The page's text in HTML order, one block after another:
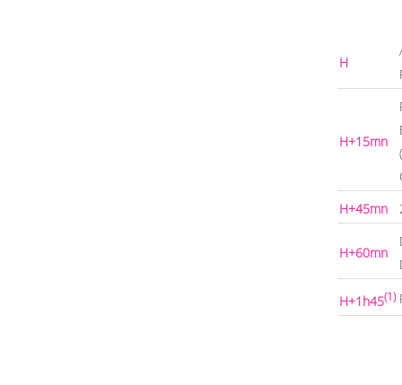
H
H+15mn
H+45mn
H+60mn
H+1h45(1)